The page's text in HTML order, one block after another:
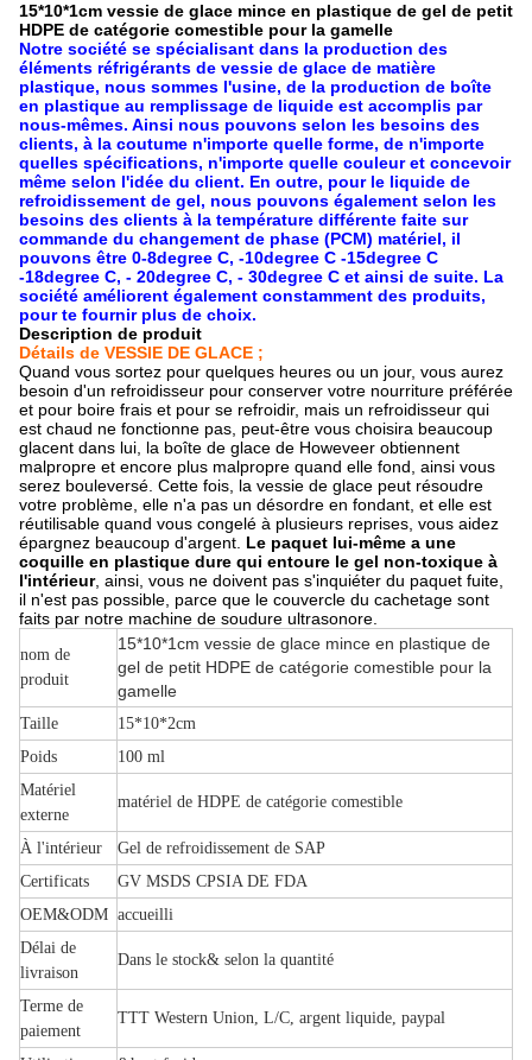
15*10*1cm vessie de glace mince en plastique de gel de petit
HDPE de catégorie comestible pour la gamelle
Notre société se spécialisant dans la production des
éléments réfrigérants de vessie de glace de matière
plastique, nous sommes l'usine, de la production de boîte
en plastique au remplissage de liquide est accomplis par
nous-mêmes. Ainsi nous pouvons selon les besoins des
clients, à la coutume n'importe quelle forme, de n'importe
quelles spécifications, n'importe quelle couleur et concevoir
même selon l'idée du client. En outre, pour le liquide de
refroidissement de gel, nous pouvons également selon les
besoins des clients à la température différente faite sur
commande du changement de phase (PCM) matériel, il
pouvons être 0-8degree C, -10degree C -15degree C
-18degree C, - 20degree C, - 30degree C et ainsi de suite. La
société améliorent également constamment des produits,
pour te fournir plus de choix.
Description de produit
Détails de VESSIE DE GLACE ;
Quand vous sortez pour quelques heures ou un jour, vous aurez
besoin d'un refroidisseur pour conserver votre nourriture préférée
et pour boire frais et pour se refroidir, mais un refroidisseur qui
est chaud ne fonctionne pas, peut-être vous choisira beaucoup
glacent dans lui, la boîte de glace de Howeveer obtiennent
malpropre et encore plus malpropre quand elle fond, ainsi vous
serez bouleversé. Cette fois, la vessie de glace peut résoudre
votre problème, elle n'a pas un désordre en fondant, et elle est
réutilisable quand vous congelé à plusieurs reprises, vous aidez
épargnez beaucoup d'argent. Le paquet lui-même a une
coquille en plastique dure qui entoure le gel non-toxique à
l'intérieur, ainsi, vous ne doivent pas s'inquiéter du paquet fuite,
il n'est pas possible, parce que le couvercle du cachetage sont
faits par notre machine de soudure ultrasonore.
nom de
produit
15*10*1cm vessie de glace mince en plastique de
gel de petit HDPE de catégorie comestible pour la
gamelle
Taille
15*10*2cm
Poids
100 ml
Matériel
externe
matériel de HDPE de catégorie comestible
À l'intérieur
Gel de refroidissement de SAP
Certificats
GV MSDS CPSIA DE FDA
OEM&ODM accueilli
Délai de
livraison
Dans le stock& selon la quantité
Terme de
paiement
TTT Western Union, L/C, argent liquide, paypal